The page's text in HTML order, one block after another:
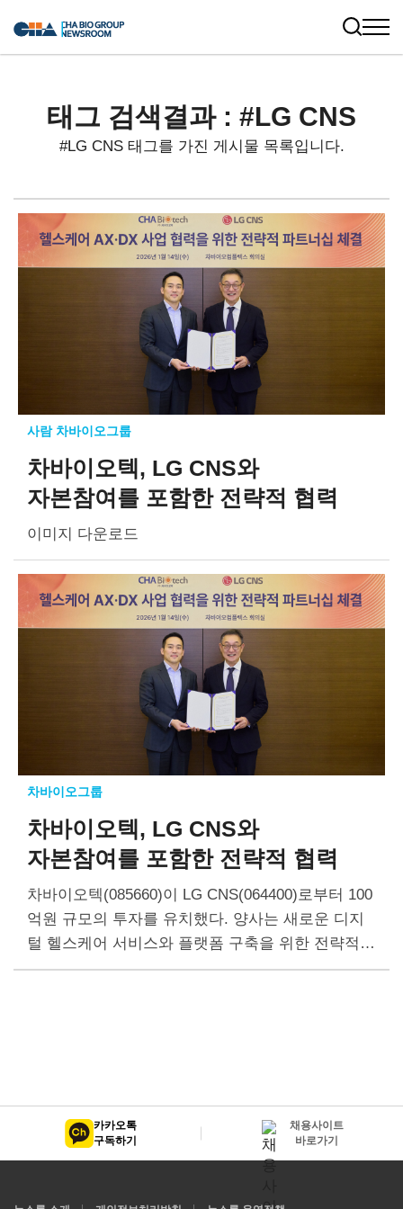
태그 검색결과 : #LG CNS
#LG CNS 태그를 가진 게시물 목록입니다.
사람 차바이오그룹
차바이오텍, LG CNS와
자본참여를 포함한 전략적 협력
이미지 다운로드
차바이오그룹
차바이오텍, LG CNS와
자본참여를 포함한 전략적 협력
차바이오텍(085660)이 LG CNS(064400)로부터 100
억원 규모의 투자를 유치했다. 양사는 새로운 디지
털 헬스케어 서비스와 플랫폼 구축을 위한 전략적
협력에 나선다. 차바이오텍은 14일 경기도 성남시
카카오톡
구독하기
채용사이트
바로가기